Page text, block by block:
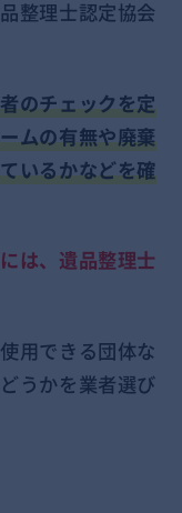
整理士認定協会
のチェックを定
ムの有無や廃棄
いるかなどを確
は、遺品整理士
用できる団体な
うかを業者選び